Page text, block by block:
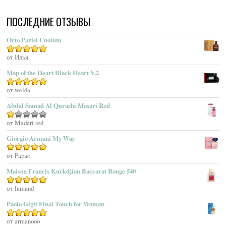
Acqua Di Sardegna
Acqua Di Stresa
Adam Levine
Adamo Parfum
Adidas
Adolfo Dominguez
Adrienne Vittadini
Aedes De Venustas
Aerin Lauder
Aēsop
Aether
Affinessence
Afnan Perfumes
Agatha Ruiz De La Prada
Agatho Parfum
Agent Provocateur
Agnes B
ПОСЛЕДНИЕ ОТЗЫВЫ
Orto Parisi Cuoium
Оценка
от Илья
Map of the Heart Black Heart V.2
Оценка5
от welda
Abdul Samad Al Qurashi Masari Red
Оценка
1
из
5
от Madari red
Giorgio Armani My Way
Оценка5
от Papao
Maison Francis Kurkdjian Baccarat Rouge 540
Оценка5из 5
от lamand
Paolo Gigli Final Touch for Woman
Оценка5из 5
от armanooo